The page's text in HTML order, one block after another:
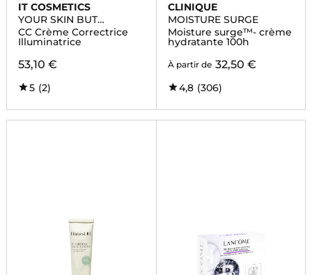
IT COSMETICS
YOUR SKIN BUT
BETTER™ CC+ CREAM
NUDE GLOW
CC Crème Correctrice
Illuminatrice
53,10 €
5 (2)
CLINIQUE
MOISTURE SURGE
Moisture surge™- crème
hydratante 100h
À partir de 32,50 €
4,8 (306)